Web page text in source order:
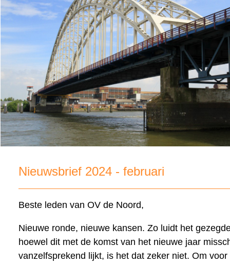
Nieuwsbrief 2024 - februari
Beste leden van OV de Noord,
Nieuwe ronde, nieuwe kansen. Zo luidt het
hoewel dit met de komst van het nieuwe jaar
vanzelfsprekend lijkt, is het dat zeker niet. Om voor